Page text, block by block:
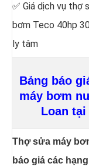
✅ Giá dịch vụ thợ
bơm Teco 40hp
ly tâm
Bảng báo
máy bơm
Loan tại
Thợ sửa máy
báo giá các